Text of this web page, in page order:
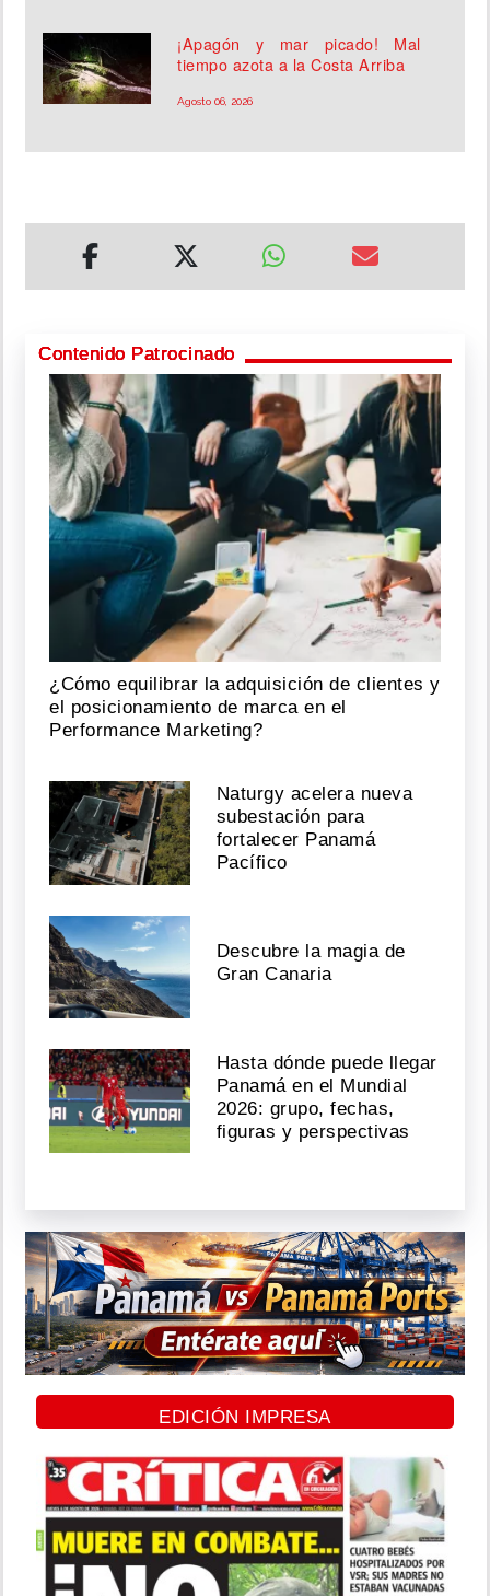
¡Apagón y mar picado! Mal
tiempo azota a la Costa Arriba
Agosto 06, 2026
Contenido Patrocinado
¿Cómo equilibrar la adquisición de clientes y
el posicionamiento de marca en el
Performance Marketing?
Naturgy acelera nueva
subestación para
fortalecer Panamá
Pacífico
Descubre la magia de
Gran Canaria
Hasta dónde puede llegar
Panamá en el Mundial
2026: grupo, fechas,
figuras y perspectivas
EDICIÓN IMPRESA